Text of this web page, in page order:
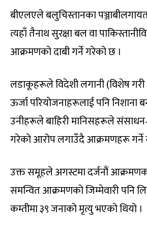
बीएलएले बलुचिस्तानका
त्यहाँ तैनाथ सुरक्षा बल वा
आक्रमणको दाबी गर्ने गरेको छ ।
लडाकूहरूले विदेशी लगानी (विशेष गरी
ऊर्जा परियोजनाहरूलाई पनि निशाना
उनीहरूले बाहिरी मानिसहरूले
गरेको आरोप लगाउँदै आक्रमणहरू गर्ने
उक्त समूहले अगस्टमा दर्जनौं
समन्वित आक्रमणको जिम्मेवारी पनि
कम्तीमा ३९ जनाको मृत्यु भएको थियो ।